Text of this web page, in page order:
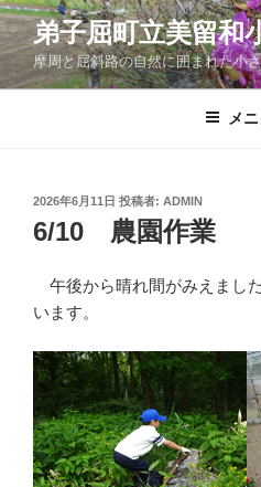
コ
ン
テ
ン
弟子屈町立美留和
摩周と屈斜路の自然に囲まれた小
メ
投
稿
日:
2026年6月11日 投稿者: ADMIN
6/10 農園作業
午後から晴れ間がみえまし
います。